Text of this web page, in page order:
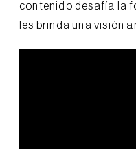
contenido desafía la
les brinda una visión